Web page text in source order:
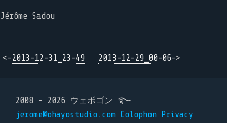
Jérôme Sadou
<-2013-12-31_23-49 2013-12-29_00-06->
2008 - 2026 ウェボゴン ࿐
jerome@ohayostudio.com Colophon Privacy